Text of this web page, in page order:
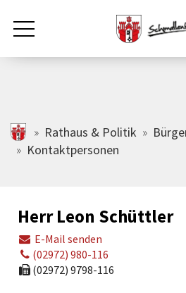
Zum Hauptinhalt springen
Rathaus & Politik
Tourismus
Freizeit & Kultur
schmallenberg.de
Rathaus & Politik
Kontaktpersonen
Herr Leon Schüttler
E-Mail senden
(02972) 980-116
(02972) 9798-116